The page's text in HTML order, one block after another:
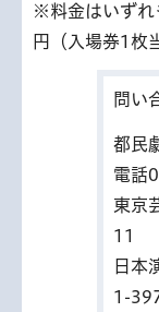
※料金はいずれ
円（入場券1枚
問い
都民
電話
東京
11
日本
1-